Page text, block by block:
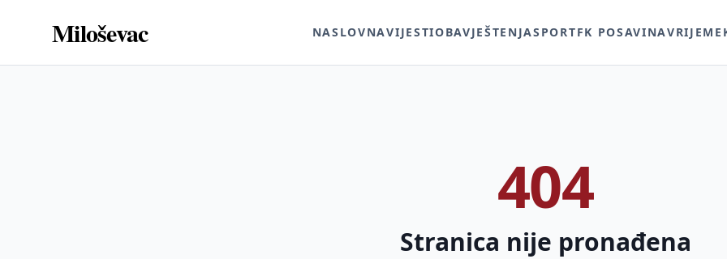
Miloševac NASLOVNAVIJESTIOBAVJEŠTENJASPORTFK POSAVINAVRIJEME
404
Stranica nije pronađena